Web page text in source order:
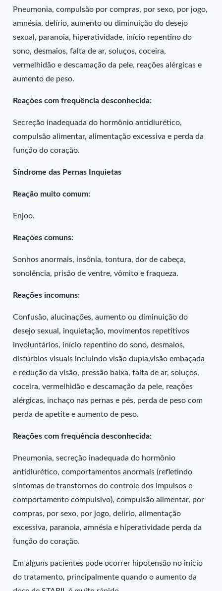
Pneumonia, compulsão por compras, por sexo, por jogo,
amnésia, delírio, aumento ou diminuição do desejo
sexual, paranoia, hiperatividade, início repentino do
sono, desmaios, falta de ar, soluços, coceira,
vermelhidão e descamação da pele, reações alérgicas e
aumento de peso.
Reações com frequência desconhecida:
Secreção inadequada do hormônio antidiurético,
compulsão alimentar, alimentação excessiva e perda da
função do coração.
Síndrome das Pernas Inquietas
Reação muito comum:
Enjoo.
Reações comuns:
Sonhos anormais, insônia, tontura, dor de cabeça,
sonolência, prisão de ventre, vômito e fraqueza.
Reações incomuns:
Confusão, alucinações, aumento ou diminuição do
desejo sexual, inquietação, movimentos repetitivos
involuntários, início repentino do sono, desmaios,
distúrbios visuais incluindo visão dupla,visão embaçada
e redução da visão, pressão baixa, falta de ar, soluços,
coceira, vermelhidão e descamação da pele, reações
alérgicas, inchaço nas pernas e pés, perda de peso com
perda de apetite e aumento de peso.
Reações com frequência desconhecida:
Pneumonia, secreção inadequada do hormônio
antidiurético, comportamentos anormais (refletindo
sintomas de transtornos do controle dos impulsos e
comportamento compulsivo), compulsão alimentar, por
compras, por sexo, por jogo, delírio, alimentação
excessiva, paranoia, amnésia e hiperatividade perda da
função do coração.
Em alguns pacientes pode ocorrer hipotensão no início
do tratamento, principalmente quando o aumento da